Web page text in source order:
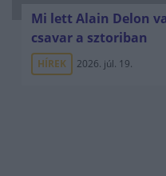
Mi lett Alain Delon
csavar a sztoriban
HÍREK 2026. júl. 19.